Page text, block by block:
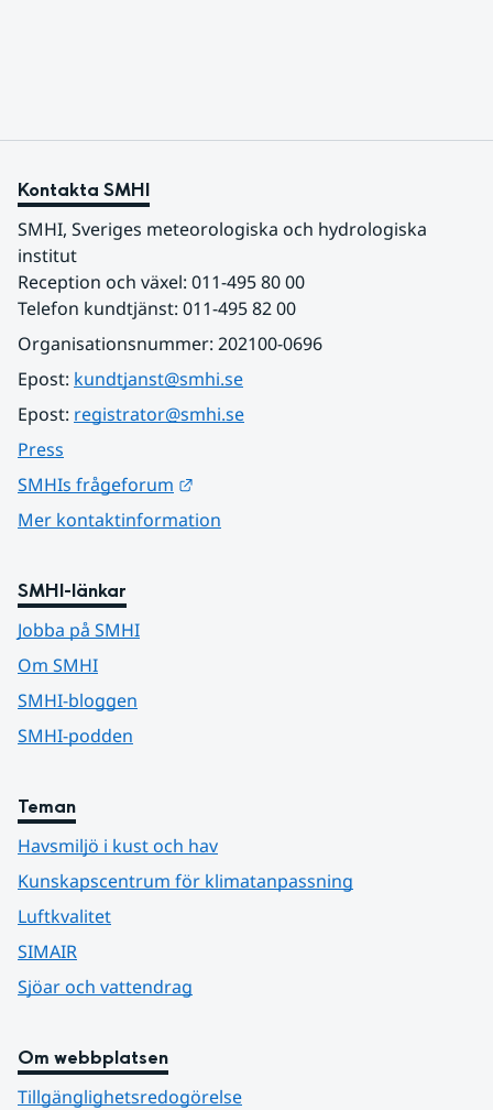
Kontakta SMHI
SMHI, Sveriges meteorologiska och hydrologiska
institut
Reception och växel: 011-495 80 00
Telefon kundtjänst: 011-495 82 00
Organisationsnummer: 202100-0696
Epost: kundtjanst@smhi.se
Epost: registrator@smhi.se
Press
SMHIs frågeforum
Mer kontaktinformation
SMHI-länkar
Jobba på SMHI
Om SMHI
SMHI-bloggen
SMHI-podden
Teman
Havsmiljö i kust och hav
Kunskapscentrum för klimatanpassning
Luftkvalitet
SIMAIR
Sjöar och vattendrag
Om webbplatsen
Tillgänglighetsredogörelse